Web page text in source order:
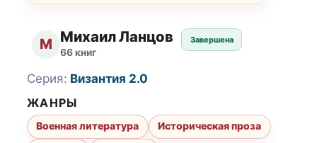
М Михаил Ланцов
66 книг
Завершена
Серия: Византия 2.0
ЖАНРЫ
Военная литература
Историческая проза